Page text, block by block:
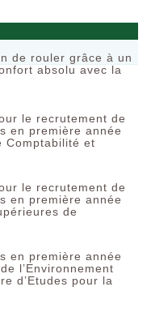
de rouler grâce à un
absolu avec la
le recrutement de
en première année
Comptabilité et
le recrutement de
en première année
de
en première année
l’Environnement
d’Etudes pour la